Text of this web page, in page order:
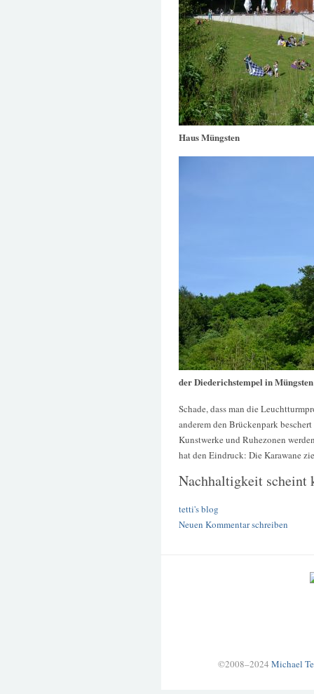
Haus Müngsten
der Diederichstempel in
Schade, dass man die
anderem den Brückenpark
Kunstwerke und Ruhezonen
hat den Eindruck: Die Karawane
Nachhaltigkeit scheint
tetti's blog
Neuen Kommentar schreiben
©2008–2024 Michael